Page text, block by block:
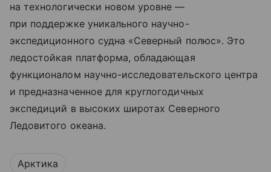
на технологически новом уровне —
при поддержке уникального научно-
экспедиционного судна «Северный полюс». Это
ледостойкая платформа, обладающая
функционалом научно-исследовательского центра
и предназначенное для круглогодичных
экспедиций в высоких широтах Северного
Ледовитого океана.
Арктика